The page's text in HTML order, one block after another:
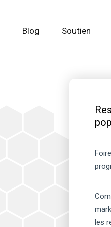
Blog Soutien
les